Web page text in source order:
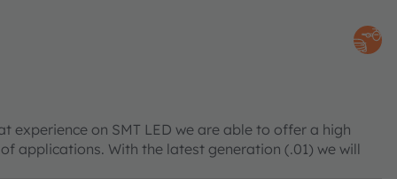
experience on SMT LED we are able to offer a high
applications. With the latest generation (.01) we will